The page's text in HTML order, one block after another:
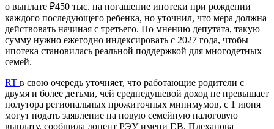
о выплате ₽450 тыс. на погашение ипотеки при рождении
каждого последующего ребенка, но уточнил, что мера должна
действовать начиная с третьего. По мнению депутата, такую
сумму нужно ежегодно индексировать с 2027 года, чтобы
ипотека становилась реальной поддержкой для многодетных
семей.
RT в свою очередь уточняет, что работающие родители с
двумя и более детьми, чей среднедушевой доход не превышает
полутора региональных прожиточных минимумов, с 1 июня
могут подать заявление на новую семейную налоговую
выплату, сообщила доцент РЭУ имени Г.В. Плеханова